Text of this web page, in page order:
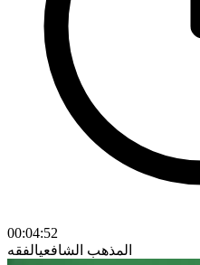
00:04:52
المذهب الشافعيالفقه